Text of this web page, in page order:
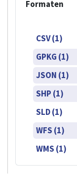
Formaten
CSV (1)
GPKG (1)
JSON (1)
SHP (1)
SLD (1)
WFS (1)
WMS (1)